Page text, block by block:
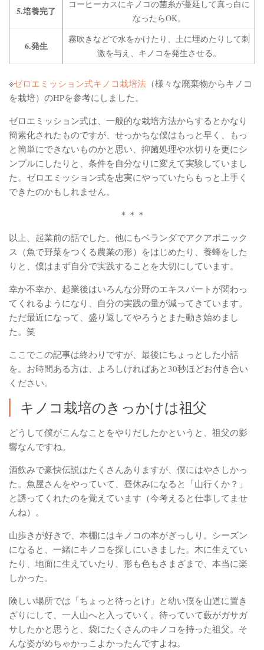
5.培養完了
コーヒーカスにキノコの菌糸が蔓延して真っ白に
なったらOK。
6.発生
霧吹きなどで水をかけたり、土に埋めたりして刺
激を与え、キノコを発生させる。
※ゼロエミッション式キノコ栽培法 （様々な廃棄物からキノコ
を栽培）のHPを参考にしました。
ゼロエミッション式は、一般的な栽培方法からするとかなり
簡素化されたものですが、せっかちな僕はもっと早く、もっ
と簡単にできないものかと思い、抑菌処理や水切りを更にシ
ンプルにしたりと、条件を自分なりに変えて実験していまし
た。ゼロエミッション式を忠実にやっていたらもっと上手く
できたのかもしれません。
＊＊＊
以上、起業前の話でした。他にもベランダでアクアポニック
ス（魚で野菜をつくる農業の形）をはじめたり、養蜂をした
りと、僕はまず自分で実践することを大切にしています。
幸か不幸か、起業後はいろんな分野のエキスパートが関わっ
てくれるようになり、自分の実践の量が減ってきています。
ただ最近になって、盛り返してやろうとまた動き始めまし
た。笑
ここでこの記事は終わりですが、最後にちょっとした小話
を。お時間ある方は、よろしければあと30秒ほどお付き合い
ください。
キノコ栽培のきっかけは祖父
どうして僕がこんなことをやりだしたかというと、祖父の影
響なんですね。
酒飲みで豪快伝説はたくさんありますが、僕にはやさしかっ
た。魚屋さんをやっていて、昼休みになると「山行くか？」
と誘ってくれたのを覚えています（今考えると仕事してませ
んね）。
山歩きが好きで、本棚にはキノコの本がぎっしり。シーズン
になると、一緒にキノコを探しにいきました。木に生えてい
たり、地面に生えていたり、形も色もさまざまで、本当に楽
しかった。
険しい場所では「ちょっと待っとけ」と幼い僕を山道に置き
ざりにして、一人山へと入っていく。待っていて藪がガサガ
サしたかと思うと、袋にたくさんのキノコを持った祖父。そ
んな姿がめちゃかっこよかったんですよね。